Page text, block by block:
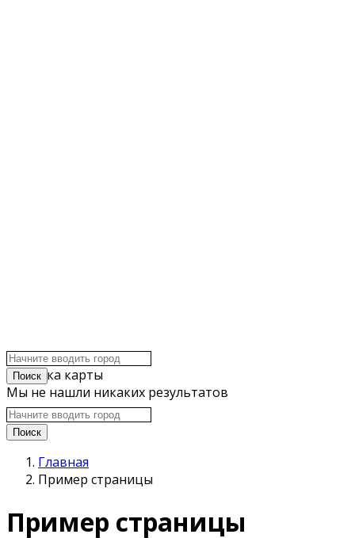
click to enable zoom
Загрузка карты
Мы не нашли никаких результатов
Открыть карту
Главная
Пример страницы
Пример страницы